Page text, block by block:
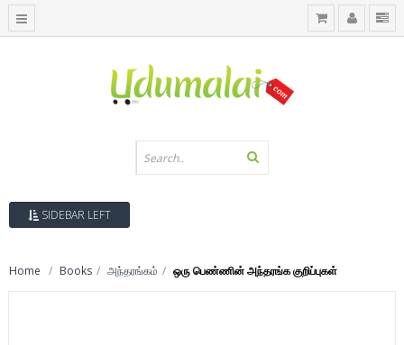
SIDEBAR LEFT
Home Books அந்தரங்கம் ஒரு பெண்ணின் அந்தரங்க குறிப்புகள்